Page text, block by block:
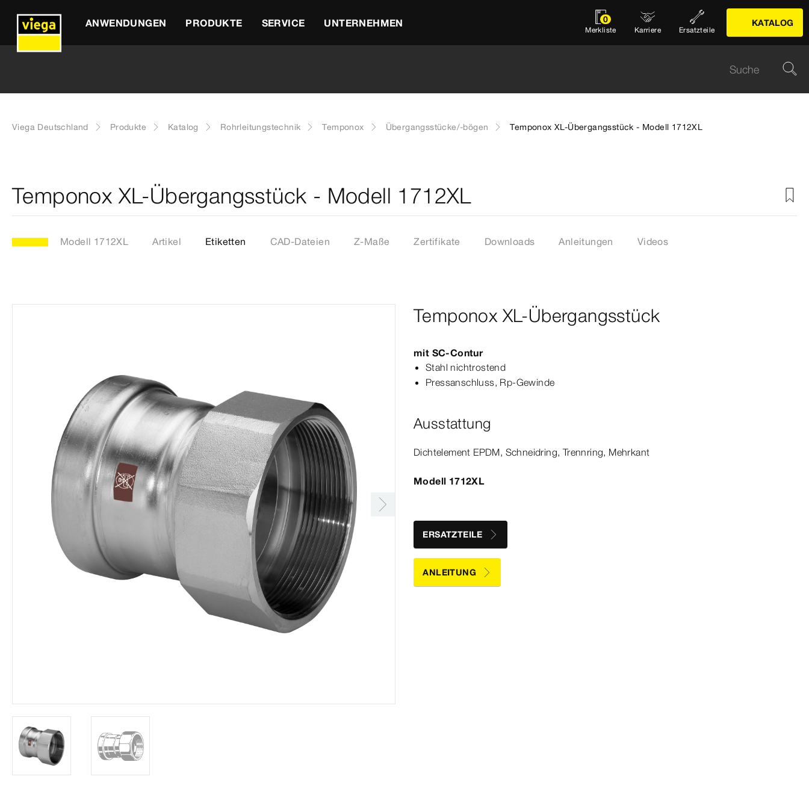
ANWENDUNGEN PRODUKTE SERVICE UNTERNEHMEN 0
Merkliste Karriere Ersatzteile
KATALOG
Viega Deutschland Produkte Katalog Rohrleitungstechnik Temponox Übergangsstücke/-bögen Temponox XL-Übergangsstück - Modell 1712XL
Temponox XL-Übergangsstück - Modell 1712XL
Modell 1712XL Artikel Etiketten CAD-Dateien Z-Maße Zertifikate Downloads Anleitungen Videos
Temponox XL-Übergangsstück
mit SC‑Contur
Stahl nichtrostend
Press­anschluss, Rp‑Gewinde
Ausstattung
Dicht­element EPDM, Schneidring, Trennring, Mehrkant
Modell 1712XL
ERSATZTEILE
ANLEITUNG